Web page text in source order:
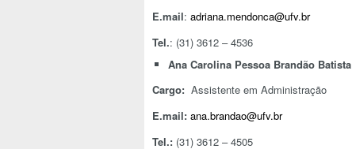
E.mail: adriana.mendonca@ufv.br
Tel.: (31) 3612 – 4536
Ana Carolina Pessoa Brandão Batista
Cargo: Assistente em Administração
E.mail: ana.brandao@ufv.br
Tel.: (31) 3612 – 4505